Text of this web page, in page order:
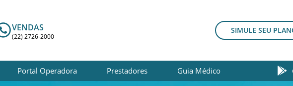
VENDAS
(22) 2726-2000
SIMULE SEU
Portal Operadora Prestadores Guia Médico